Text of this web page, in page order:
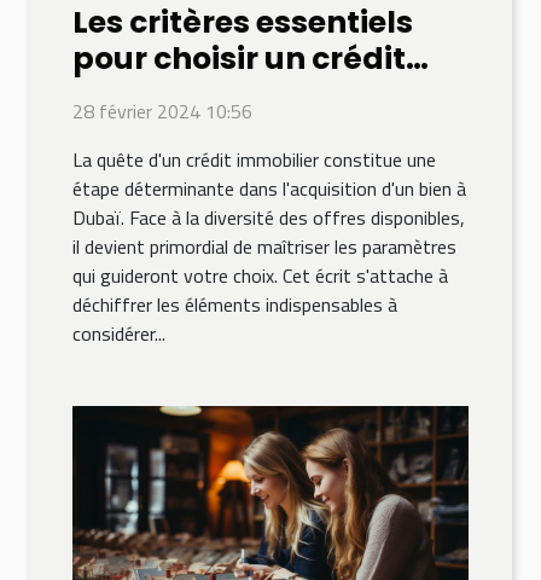
Les critères essentiels
pour choisir un crédit
immobilier à Dubaï
28 février 2024 10:56
La quête d'un crédit immobilier constitue une
étape déterminante dans l'acquisition d'un bien à
Dubaï. Face à la diversité des offres disponibles,
il devient primordial de maîtriser les paramètres
qui guideront votre choix. Cet écrit s'attache à
déchiffrer les éléments indispensables à
considérer...